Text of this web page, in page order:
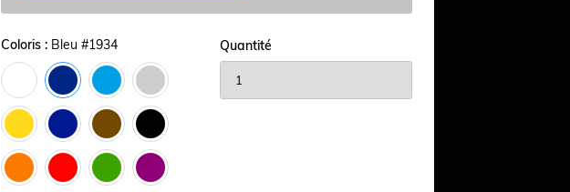
Coloris : Bleu #1934 Quantité